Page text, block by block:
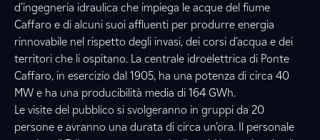
d’ingegneria idraulica che impiega le acque del fiume
Caffaro e di alcuni suoi affluenti per produrre energia
rinnovabile nel rispetto degli invasi, dei corsi d’acqua e dei
territori che li ospitano. La centrale idroelettrica di Ponte
Caffaro, in esercizio dal 1905, ha una potenza di circa 40
MW e ha una producibilità media di 164 GWh.
Le visite del pubblico si svolgeranno in gruppi da 20
persone e avranno una durata di circa un’ora. Il personale